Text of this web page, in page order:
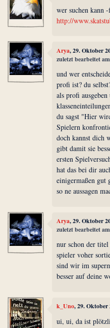
wer suchen kann
http://
Arya, 29. Oktober
zuletzt bearbeitet
und wer
profi ist? du
als profi
du sagst "Hier
Spielern
doch kannst dich
gibt damit sie
ersten
hat das bei dir
einigermaßen gut
so ne aussagen
Arya, 29. Oktober
zuletzt bearbeitet
nur schon der titel
spieler voher
sind wir im
besser auf deine
k_Uno, 29. Oktober
ui, ui, da ist